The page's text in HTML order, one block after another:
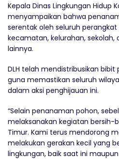
Kepala Dinas Lingkungan Hidup
menyampaikan bahwa
serentak oleh seluruh
kecamatan, kelurahan, sekolah,
lainnya.
DLH telah mendistribusikan
guna memastikan seluruh
dalam aksi penghijauan ini.
“Selain penanaman pohon,
melaksanakan kegiatan bersih-
Timur. Kami terus mendorong
melakukan gerakan kecil yang
lingkungan, baik saat ini